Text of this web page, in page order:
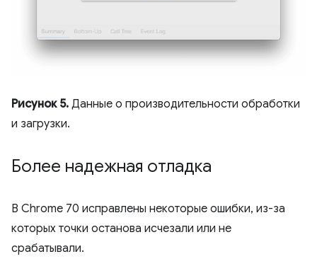
Рисунок 5. Данные о производительности обработки
и загрузки.
Более надежная отладка
В Chrome 70 исправлены некоторые ошибки, из-за
которых точки останова исчезали или не
срабатывали.